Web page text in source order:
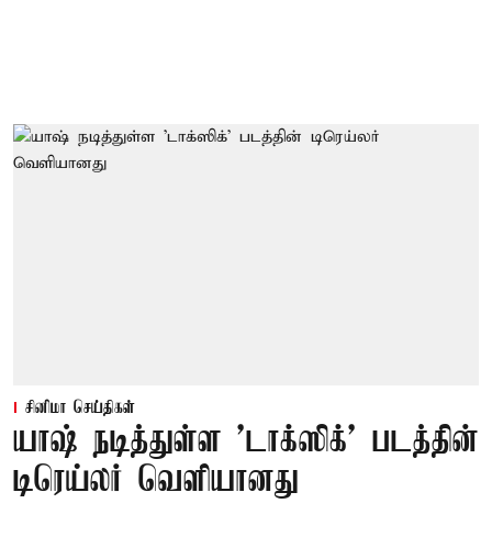
சினிமா செய்திகள்
யாஷ் நடித்துள்ள 'டாக்‌ஸிக்' படத்தின்
டிரெய்லர் வெளியானது